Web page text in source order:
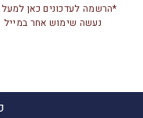
*הרשמה לעדכונים כאן
נעשה שימוש אחר